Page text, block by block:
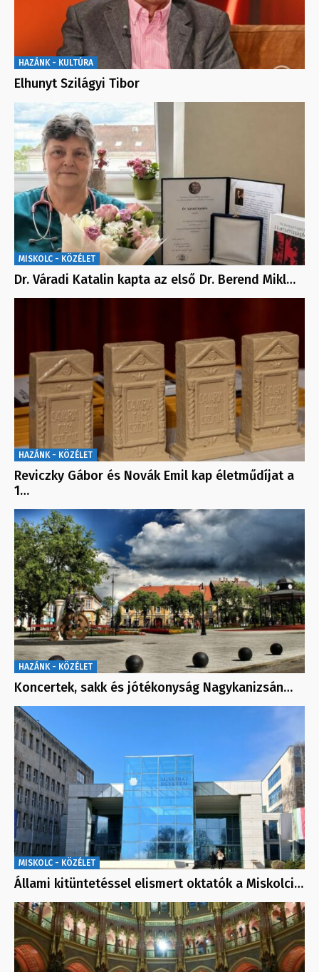
HAZÁNK - KULTÚRA
Elhunyt Szilágyi Tibor
MISKOLC - KÖZÉLET
Dr. Váradi Katalin kapta az első Dr. Berend Mikl…
HAZÁNK - KÖZÉLET
Reviczky Gábor és Novák Emil kap életműdíjat a
1…
HAZÁNK - KÖZÉLET
Koncertek, sakk és jótékonyság Nagykanizsán…
MISKOLC - KÖZÉLET
Állami kitüntetéssel elismert oktatók a Miskolci…